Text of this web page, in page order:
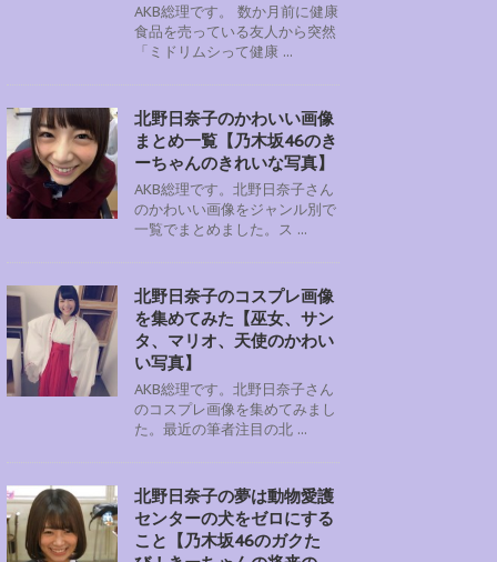
AKB総理です。 数か月前に健康
食品を売っている友人から突然
「ミドリムシって健康 ...
北野日奈子のかわいい画像
まとめ一覧【乃木坂46のき
ーちゃんのきれいな写真】
AKB総理です。北野日奈子さん
のかわいい画像をジャンル別で
一覧でまとめました。ス ...
北野日奈子のコスプレ画像
を集めてみた【巫女、サン
タ、マリオ、天使のかわい
い写真】
AKB総理です。北野日奈子さん
のコスプレ画像を集めてみまし
た。最近の筆者注目の北 ...
北野日奈子の夢は動物愛護
センターの犬をゼロにする
こと【乃木坂46のガクた